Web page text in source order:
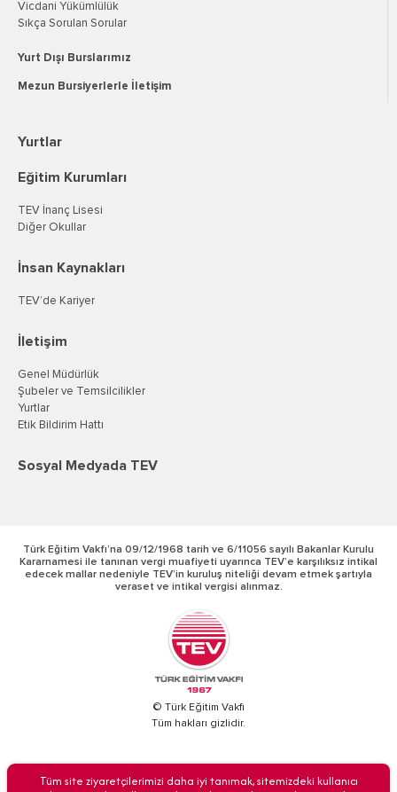
Vicdani Yükümlülük
Sıkça Sorulan Sorular
Yurt Dışı Burslarımız
Mezun Bursiyerlerle İletişim
Yurtlar
Eğitim Kurumları
TEV İnanç Lisesi
Diğer Okullar
İnsan Kaynakları
TEV’de Kariyer
İletişim
Genel Müdürlük
Şubeler ve Temsilcilikler
Yurtlar
Etik Bildirim Hattı
Sosyal Medyada TEV
Türk Eğitim Vakfı’na 09/12/1968 tarih ve 6/11056 sayılı Bakanlar Kurulu
Kararnamesi ile tanınan vergi muafiyeti uyarınca TEV’e karşılıksız intikal
edecek mallar nedeniyle TEV’in kuruluş niteliği devam etmek şartıyla
veraset ve intikal vergisi alınmaz.
© Türk Eğitim Vakfı
Tüm hakları gizlidir.
BİZİ ARAYIN
Tüm site ziyaretçilerimizi daha iyi tanımak, sitemizdeki kullanıcı